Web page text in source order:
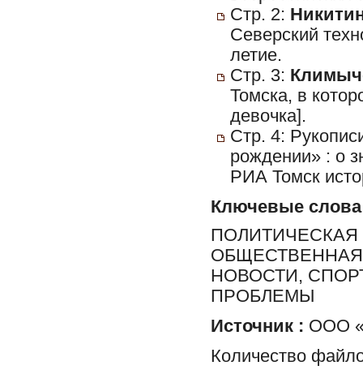
Стр. 2:
Северский
летие.
Стр. 3:
Томска, в
девочка].
Стр. 4:
рождении» : о
РИА Томск
Ключевые слова
НОВОСТИ,
ПРОБЛЕМЫ
Источник : ООО
Количество